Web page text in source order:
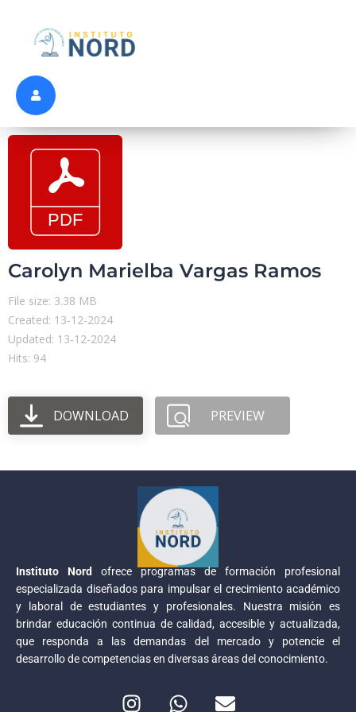
Carolyn Marielba Vargas Ramos
File size: 3.38 MB
Created: 13-12-2024
Updated: 13-12-2024
Hits: 94
DOWNLOAD PREVIEW
Instituto Nord
ofrece programas de formación profesional
especializada diseñados para impulsar el crecimiento académico
y laboral de estudiantes y profesionales. Nuestra misión es
brindar educación continua de calidad, accesible y actualizada,
que responda a las demandas del mercado y potencie el
desarrollo de competencias en diversas áreas del conocimiento.